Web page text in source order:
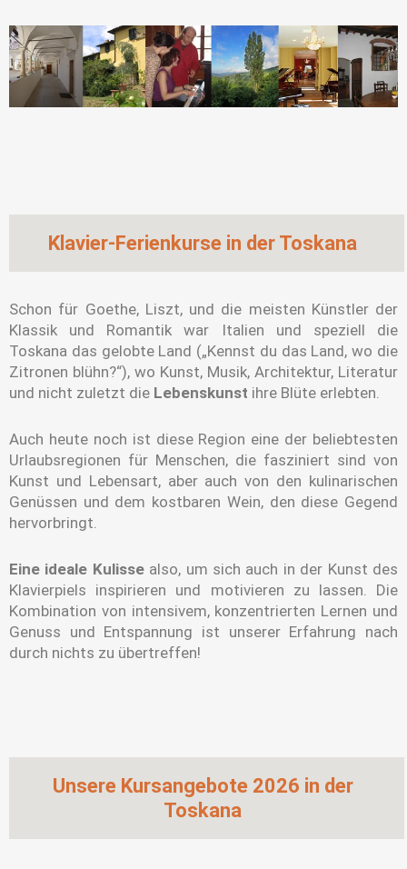
Klavier-Ferienkurse in der Toskana
Schon für Goethe, Liszt, und die meisten Künstler der
Klassik und Romantik war Italien und speziell die
Toskana das gelobte Land („Kennst du das Land, wo die
Zitronen blühn?“), wo Kunst, Musik, Architektur, Literatur
und nicht zuletzt die Lebenskunst ihre Blüte erlebten.
Auch heute noch ist diese Region eine der beliebtesten
Urlaubsregionen für Menschen, die fasziniert sind von
Kunst und Lebensart, aber auch von den kulinarischen
Genüssen und dem kostbaren Wein, den diese Gegend
hervorbringt.
Eine ideale Kulissealso, um sich auch in der Kunst des
Klavierpiels inspirieren und motivieren zu lassen. Die
Kombination von intensivem, konzentrierten Lernen und
Genuss und Entspannung ist unserer Erfahrung nach
durch nichts zu übertreffen!
Unsere Kursangebote 2026 in der
Toskana